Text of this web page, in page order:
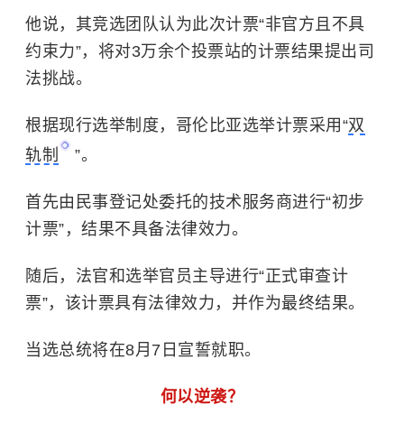
他说，其竞选团队认为此次计票“非官方且不具
约束力”，将对3万余个投票站的计票结果提出司
法挑战。
根据现行选举制度，哥伦比亚选举计票采用“双
轨制
”。
首先由民事登记处委托的技术服务商进行“初步
计票”，结果不具备法律效力。
随后，法官和选举官员主导进行“正式审查计
票”，该计票具有法律效力，并作为最终结果。
当选总统将在8月7日宣誓就职。
何以逆袭？